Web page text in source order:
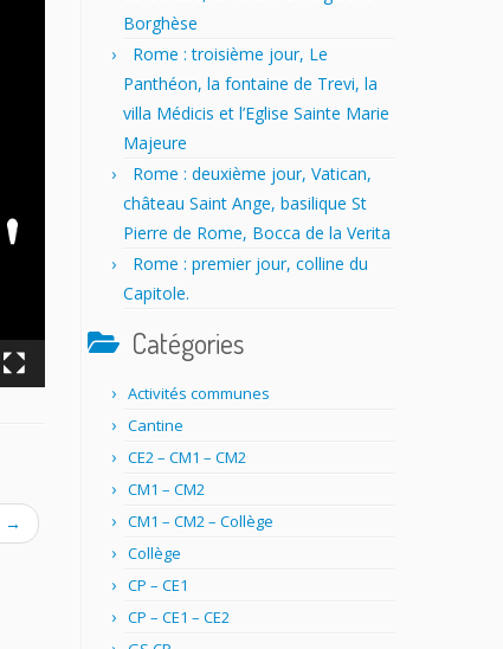
→
Borghèse
Rome : troisième jour, Le
Panthéon, la fontaine de Trevi, la
villa Médicis et l’Eglise Sainte Marie
Majeure
Rome : deuxième jour, Vatican,
château Saint Ange, basilique St
Pierre de Rome, Bocca de la Verita
Rome : premier jour, colline du
Capitole.
Catégories
Activités communes
Cantine
CE2 – CM1 – CM2
CM1 – CM2
CM1 – CM2 – Collège
Collège
CP – CE1
CP – CE1 – CE2